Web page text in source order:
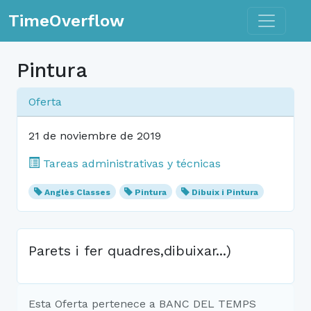
TimeOverflow Toggle
Pintura
Oferta
21 de noviembre de 2019
Tareas administrativas y técnicas
Anglès Classes Pintura Dibuix i Pintura
Parets i fer quadres,dibuixar...)
Esta Oferta pertenece a BANC DEL TEMPS